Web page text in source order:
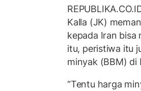
Kalla (JK)
kepada Iran bisa
itu, peristiwa itu
minyak (BBM) di
“Tentu harga